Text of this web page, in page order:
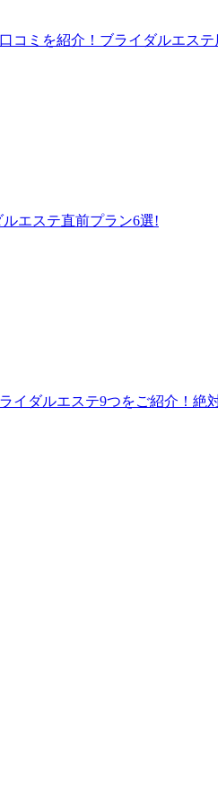
コミを紹介！ブライダルエステ
エステ直前プラン6選!
イダルエステ9つをご紹介！絶